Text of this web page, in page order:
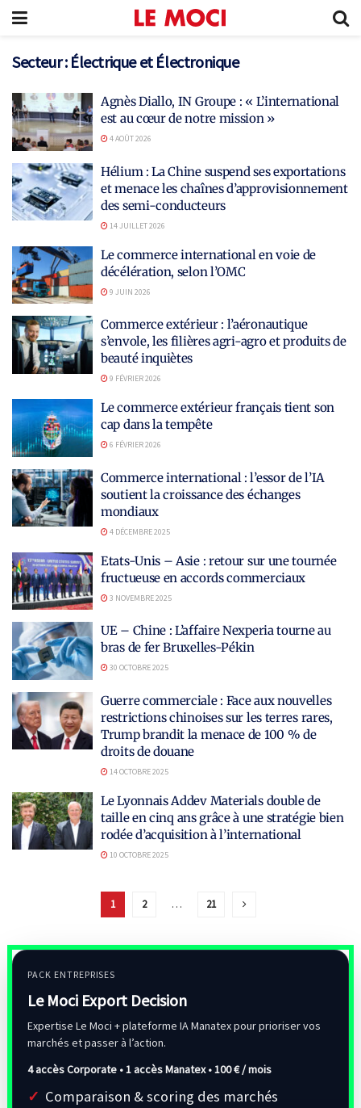
Secteur : Électrique et Électronique
Agnès Diallo, IN Groupe : « L’international
est au cœur de notre mission »
4 AOÛT 2026
Hélium : La Chine suspend ses exportations
et menace les chaînes d’approvisionnement
des semi-conducteurs
14 JUILLET 2026
Le commerce international en voie de
décélération, selon l’OMC
9 JUIN 2026
Commerce extérieur : l’aéronautique
s’envole, les filières agri-agro et produits de
beauté inquiètes
9 FÉVRIER 2026
Le commerce extérieur français tient son
cap dans la tempête
6 FÉVRIER 2026
Commerce international : l’essor de l’IA
soutient la croissance des échanges
mondiaux
4 DÉCEMBRE 2025
Etats-Unis – Asie : retour sur une tournée
fructueuse en accords commerciaux
3 NOVEMBRE 2025
UE – Chine : L’affaire Nexperia tourne au
bras de fer Bruxelles-Pékin
30 OCTOBRE 2025
Guerre commerciale : Face aux nouvelles
restrictions chinoises sur les terres rares,
Trump brandit la menace de 100 % de
droits de douane
14 OCTOBRE 2025
Le Lyonnais Addev Materials double de
taille en cinq ans grâce à une stratégie bien
rodée d’acquisition à l’international
10 OCTOBRE 2025
1 2 … 21
PACK ENTREPRISES
Le Moci Export Decision
Expertise Le Moci + plateforme IA Manatex pour prioriser vos
marchés et passer à l’action.
4 accès Corporate • 1 accès Manatex •100 € / mois
Comparaison & scoring des marchés